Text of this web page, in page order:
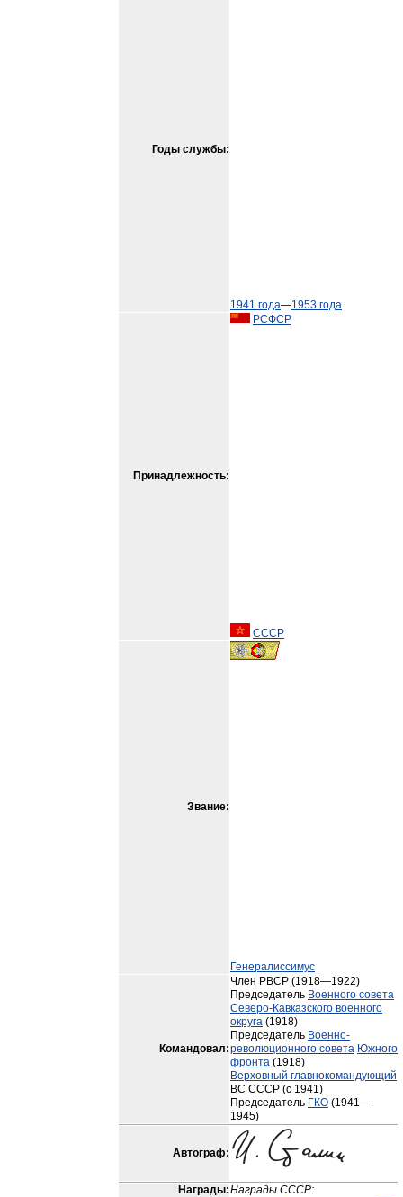
Годы службы:
1941 года—1953 года
Принадлежность:
РСФСР
СССР
Звание:
Генералиссимус
Командовал:
Член РВСР (1918—1922)
Председатель Военного совета
Северо-Кавказского военного
округа (1918)
Председатель Военно-
революционного совета Южного
фронта (1918)
Верховный главнокомандующий
ВС СССР (с 1941)
Председатель ГКО (1941—
1945)
Автограф:
Награды:Награды СССР: